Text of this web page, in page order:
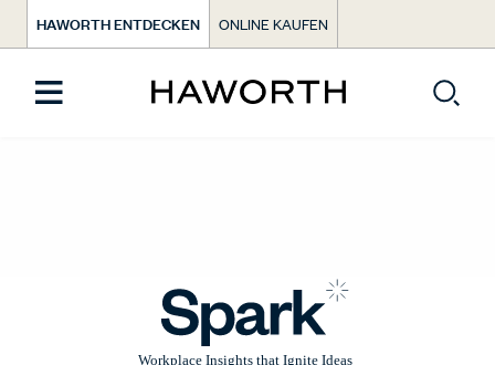
HAWORTH ENTDECKEN ONLINE KAUFEN